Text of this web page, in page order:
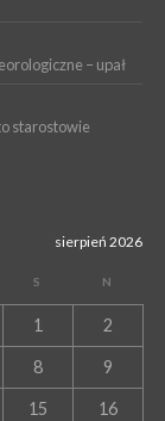
– upał
starostowie
sierpień 2026
S N
1 2
8 9
15 16